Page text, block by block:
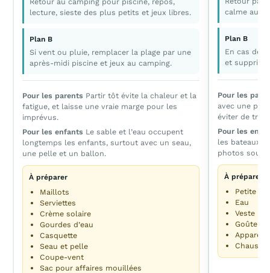
lecture, sieste des plus petits et jeux libres.
Plan B
Si vent ou pluie, remplacer la plage par une
après-midi piscine et jeux au camping.
Pour les parents Partir tôt évite la chaleur et la
fatigue, et laisse une vraie marge pour les
imprévus.
Pour les enfants Le sable et l’eau occupent
longtemps les enfants, surtout avec un seau,
une pelle et un ballon.
À préparer
Maillots
Serviettes
Crème solaire
Gourdes d’eau
Casquette
Seau et pelle
Coupe-vent
Sac pour affaires mouillées
calme au
Plan B
En cas de
et
Pour les
avec une
éviter de trop
Pour les
les bateaux,
photos
À préparer
Petite
Eau
Veste
Goûter
Appareil